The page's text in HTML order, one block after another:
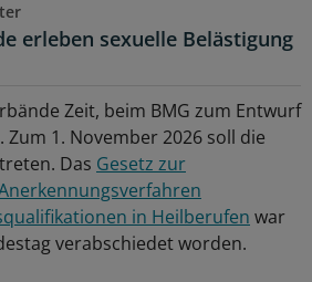
erleben sexuelle Belästigung
Zeit, beim BMG zum Entwurf
Zum 1. November 2026 soll die
Das Gesetz zur
in Heilberufen war
verabschiedet worden.